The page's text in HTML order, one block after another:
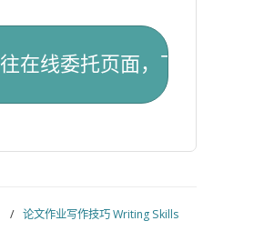
/ 论文作业写作技巧 Writing Skills